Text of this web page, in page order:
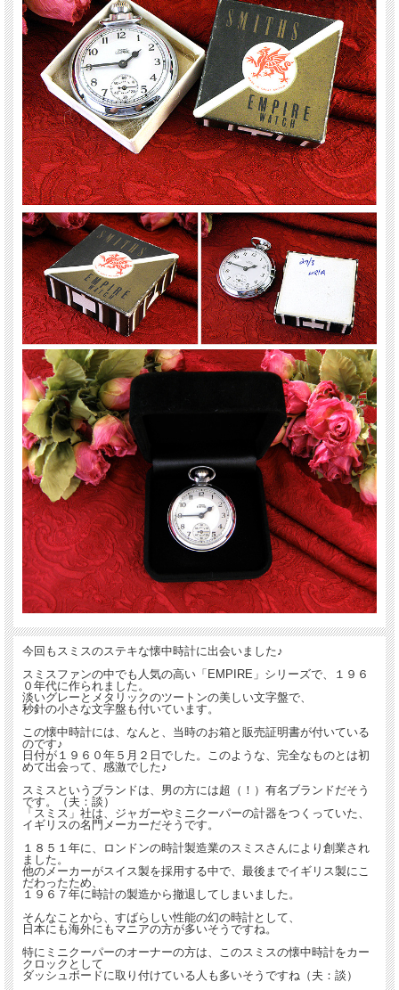
今回もスミスのステキな懐中時計に出会いました♪
スミスファンの中でも人気の高い「EMPIRE」シリーズで、１９６
０年代に作られました。
淡いグレーとメタリックのツートンの美しい文字盤で、
秒針の小さな文字盤も付いています。
この懐中時計には、なんと、当時のお箱と販売証明書が付いている
のです♪
日付が１９６０年５月２日でした。このような、完全なものとは初
めて出会って、感激でした♪
スミスというブランドは、男の方には超（！）有名ブランドだそう
です。（夫：談）
「スミス」社は、ジャガーやミニクーパーの計器をつくっていた、
イギリスの名門メーカーだそうです。
１８５１年に、ロンドンの時計製造業のスミスさんにより創業され
ました。
他のメーカーがスイス製を採用する中で、最後までイギリス製にこ
だわったため、
１９６７年に時計の製造から撤退してしまいました。
そんなことから、すばらしい性能の幻の時計として、
日本にも海外にもマニアの方が多いそうですね。
特にミニクーパーのオーナーの方は、このスミスの懐中時計をカー
クロックとして
ダッシュボードに取り付けている人も多いそうですね（夫：談）